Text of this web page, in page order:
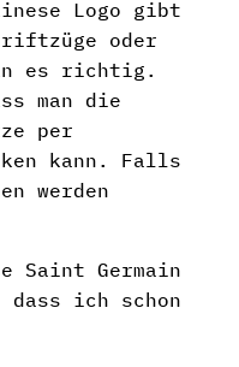
Logo gibt
oder
es richtig.
man die
per
kann. Falls
werden
Saint Germain
dass ich schon